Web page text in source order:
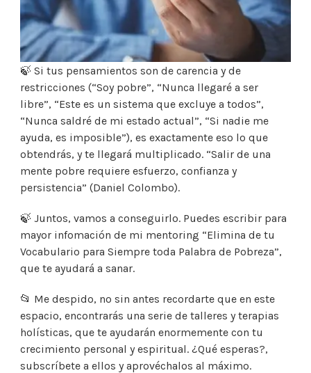
🍃 Si tus pensamientos son de carencia y de
restricciones (“Soy pobre”, “Nunca llegaré a ser
libre”, “Este es un sistema que excluye a todos”,
“Nunca saldré de mi estado actual”, “Si nadie me
ayuda, es imposible”), es exactamente eso lo que
obtendrás, y te llegará multiplicado. “Salir de una
mente pobre requiere esfuerzo, confianza y
persistencia” (Daniel Colombo).
🍃 Juntos, vamos a conseguirlo. Puedes escribir para
mayor infomación de mi mentoring “Elimina de tu
Vocabulario para Siempre toda Palabra de Pobreza”,
que te ayudará a sanar.
📂 Me despido, no sin antes recordarte que en este
espacio, encontrarás una serie de talleres y terapias
holísticas, que te ayudarán enormemente con tu
crecimiento personal y espiritual. ¿Qué esperas?,
subscríbete a ellos y aprovéchalos al máximo.